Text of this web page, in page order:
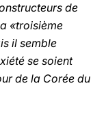
de
«troisième
il semble
se soient
de la Corée du